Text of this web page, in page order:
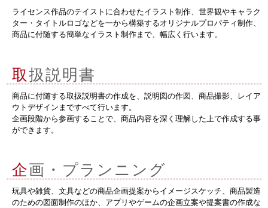
ライセンス作品のテイストに合わせたイラスト制作、世界観やキャラク
ター・タイトルロゴなどを一から構築するオリジナルプロパティ制作、
商品に付随する簡単なイラスト制作まで、幅広く行います。
取扱説明書
商品に付随する取扱説明書の作成を、説明図の作図、商品撮影、レイア
ウトデザインまですべて行います。
企画段階から参画することで、商品内容を深く理解した上で作成する事
ができます。
企画・プランニング
玩具や雑貨、文具などの商品企画提案からイメージスケッチ、商品製造
のための図面制作のほか、アプリやゲームの企画立案や提案書の作成な